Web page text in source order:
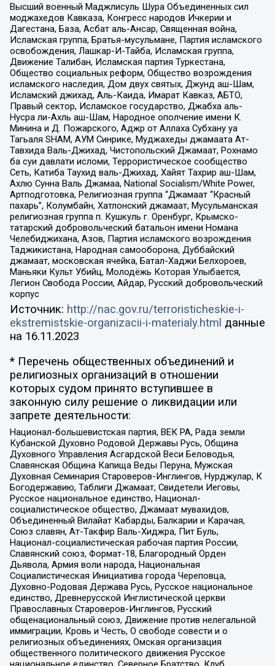
Высший военный Маджлисуль Шура Объединенных сил
моджахедов Кавказа, Конгресс народов Ичкерии и
Дагестана, База, Асбат аль-Ансар, Священная война,
Исламская группа, Братья-мусульмане, Партия исламского
освобождения, Лашкар-И-Тайба, Исламская группа,
Движение Талибан, Исламская партия Туркестана,
Общество социальных реформ, Общество возрождения
исламского наследия, Дом двух святых, Джунд аш-Шам,
Исламский джихад, Аль-Каида, Имарат Кавказ, АБТО,
Правый сектор, Исламское государство, Джабха аль-
Нусра ли-Ахль аш-Шам, Народное ополчение имени К.
Минина и Д. Пожарского, Аджр от Аллаха Субхану уа
Тагьаля SHAM, АУМ Синрике, Муджахеды джамаата Ат-
Тавхида Валь-Джихад, Чистопольский Джамаат, Рохнамо
ба суи давлати исломи, Террористическое сообщество
Сеть, Катиба Таухид валь-Джихад, Хайят Тахрир аш-Шам,
Ахлю Сунна Валь Джамаа, National Socialism/White Power,
Артподготовка, Религиозная группа “Джамаат “Красный
пахарь”, Колумбайн, Хатлонский джамаат, Мусульманская
религиозная группа п. Кушкуль г. Оренбург, Крымско-
татарский добровольческий батальон имени Номана
Челебиджихана, Азов, Партия исламского возрождения
Таджикистана, Народная самооборона, Дуббайский
джамаат, московская ячейка, Батал-Хаджи Белхороев,
Маньяки Культ Убийц, Молодёжь Которая Улыбается,
Легион Свобода России, Айдар, Русский добровольческий
корпус
Источник: http://nac.gov.ru/terroristicheskie-i-
ekstremistskie-organizacii-i-materialy.html данные
на 16.11.2023
* Перечень общественных объединений и
религиозных организаций в отношении
которых судом принято вступившее в
законную силу решение о ликвидации или
запрете деятельности:
Национал-большевистская партия, ВЕК РА, Рада земли
Кубанской Духовно Родовой Державы Русь, Община
Духовного Управления Асгардской Веси Беловодья,
Славянская Община Капища Веды Перуна, Мужская
Духовная Семинария Староверов-Инглингов, Нурджулар, К
Богодержавию, Таблиги Джамаат, Свидетели Иеговы,
Русское национальное единство, Национал-
социалистическое общество, Джамаат мувахидов,
Объединенный Вилайат Кабарды, Балкарии и Карачая,
Союз славян, Ат-Такфир Валь-Хиджра, Пит Буль,
Национал-социалистическая рабочая партия России,
Славянский союз, Формат-18, Благородный Орден
Дьявола, Армия воли народа, Национальная
Социалистическая Инициатива города Череповца,
Духовно-Родовая Держава Русь, Русское национальное
единство, Древнерусской Инглистической церкви
Православных Староверов-Инглингов, Русский
общенациональный союз, Движение против нелегальной
иммиграции, Кровь и Честь, О свободе совести и о
религиозных объединениях, Омская организация
общественного политического движения Русское